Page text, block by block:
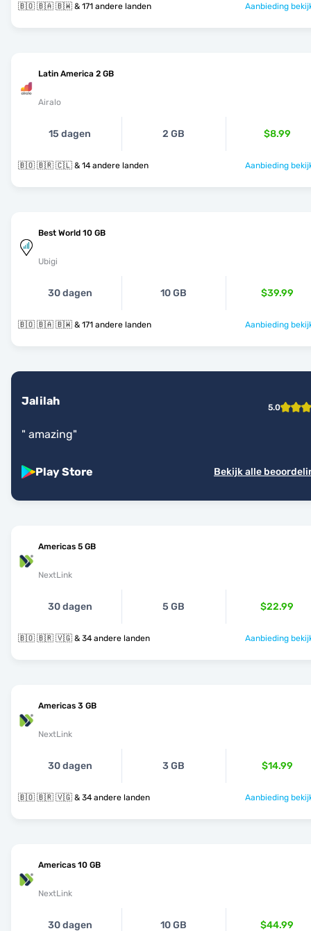
🇧🇴 🇧🇦 🇧🇼 & 171 andere landen Aanbieding
Latin America 2 GB
Airalo
15 dagen 2 GB $8.99
🇧🇴 🇧🇷 🇨🇱 & 14 andere landen Aanbieding
Best World 10 GB
Ubigi
30 dagen 10 GB $39.99
🇧🇴 🇧🇦 🇧🇼 & 171 andere landen Aanbieding
Jalilah 5.0
" amazing"
Play Store Bekijk alle
Americas 5 GB
NextLink
30 dagen 5 GB $22.99
🇧🇴 🇧🇷 🇻🇬 & 34 andere landen Aanbieding
Americas 3 GB
NextLink
30 dagen 3 GB $14.99
🇧🇴 🇧🇷 🇻🇬 & 34 andere landen Aanbieding
Americas 10 GB
NextLink
30 dagen 10 GB $44.99